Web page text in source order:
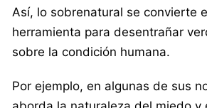
Así, lo sobrenatural se convierte
herramienta para desentrañar
sobre la condición humana.
Por ejemplo, en algunas de sus